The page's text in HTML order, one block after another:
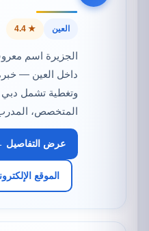
العين ★ 4.4
الجزيرة اسم
داخل العين —
وتغطية تشمل دبي
المتخصص،
عرض التفاصيل
الموقع